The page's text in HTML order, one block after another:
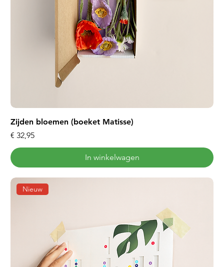
Zijden bloemen (boeket Matisse)
Prijs
€ 32,95
In winkelwagen
Nieuw